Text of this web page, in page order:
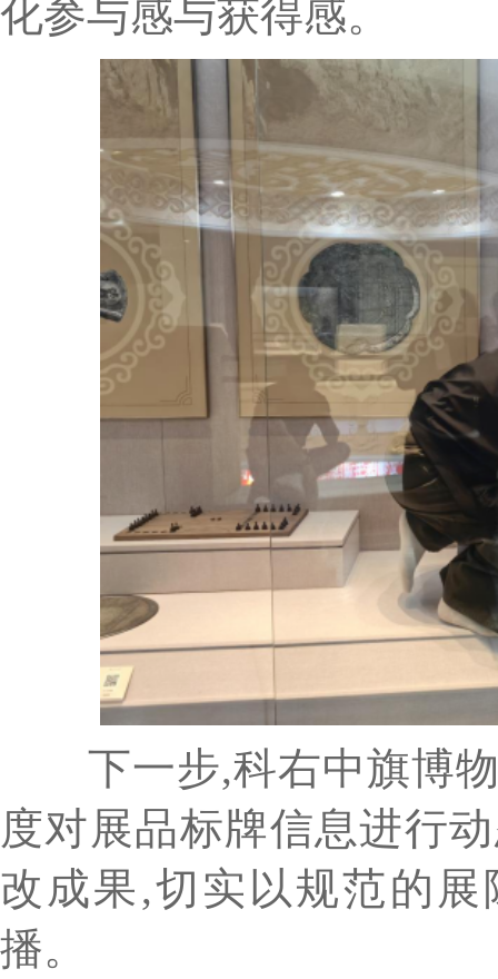
化参与感与获得感。
下一步,科右中旗博物
度对展品标牌信息进行
改成果,切实以规范的
播。